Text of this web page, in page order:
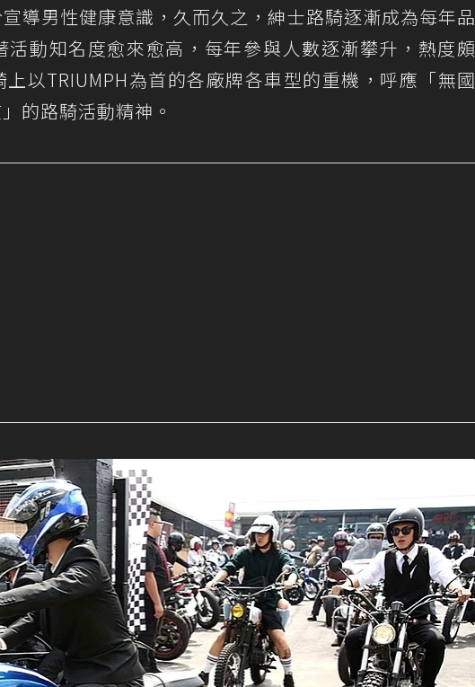
導男性健康意識，久而久之，紳士路騎逐漸成為每年品
動知名度愈來愈高，每年參與人數逐漸攀升，熱度頗
以TRIUMPH為首的各廠牌各車型的重機，呼應「無國
的路騎活動精神。